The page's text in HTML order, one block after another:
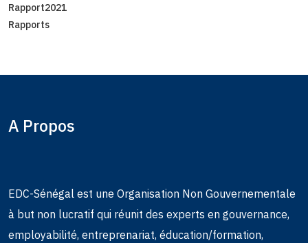
Rapport2021
Rapports
A Propos
EDC-Sénégal est une Organisation Non Gouvernementale
à but non lucratif qui réunit des experts en gouvernance,
employabilité, entreprenariat, éducation/formation,